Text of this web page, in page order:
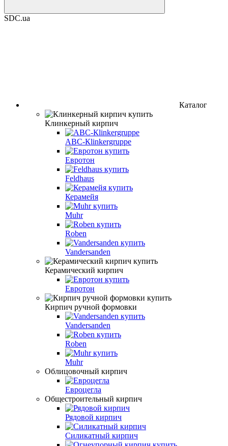
SDC.ua
Каталог
Клинкерный кирпич
АВС-Кlinkergruppe
Евротон
Feldhaus
Керамейя
Muhr
Roben
Vandersanden
Керамический кирпич
Евротон
Кирпич ручной формовки
Vandersanden
Roben
Muhr
Облицовочный кирпич
Евроцегла
Общестроительный кирпич
Рядовой кирпич
Силикатный кирпич